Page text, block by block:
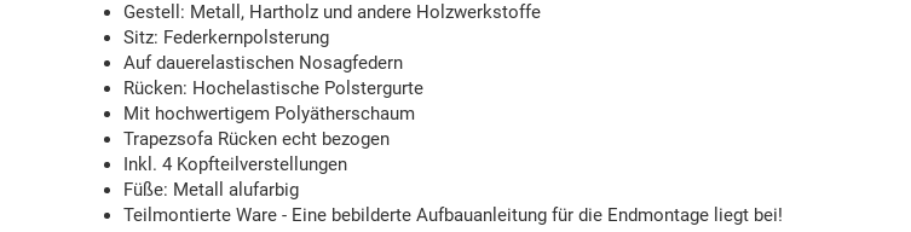
Gestell: Metall, Hartholz und andere Holzwerkstoffe
Sitz: Federkernpolsterung
Auf dauerelastischen Nosagfedern
Rücken: Hochelastische Polstergurte
Mit hochwertigem Polyätherschaum
Trapezsofa Rücken echt bezogen
Inkl. 4 Kopfteilverstellungen
Füße: Metall alufarbig
Teilmontierte Ware - Eine bebilderte Aufbauanleitung für die Endmontage liegt bei!